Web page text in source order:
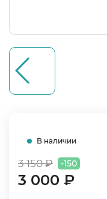
В наличии
3 150 ₽ -150
3 000 ₽